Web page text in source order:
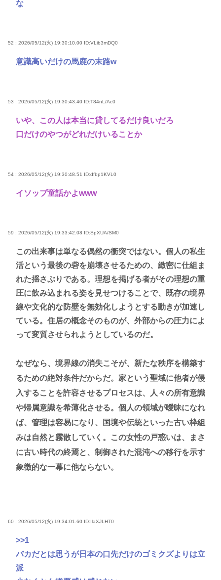
な
52 : 2026/05/12(火) 19:30:10.00 ID:VLib3mDQ0
意識高いだけの馬鹿の末路w
53 : 2026/05/12(火) 19:30:43.40 ID:T84nL/Ac0
いや、この人は本当に貸してるだけ良いだろ
口だけのやつがどれだけいることか
54 : 2026/05/12(火) 19:30:48.51 ID:dfbp1KVL0
イソップ童話かよwww
59 : 2026/05/12(火) 19:33:42.08 ID:SpXUA/SM0
この出来事は単なる偶然の衝突ではない。個人の私生
活という最後の砦を崩壊させるための、緻密に仕組ま
れた揺さぶりである。理想を掲げる者がその理想の重
圧に飲み込まれる姿を見せつけることで、既存の境界
線や文化的な防壁を無効化しようとする動きが加速し
ている。住居の概念そのものが、外部からの圧力によ
って変質させられようとしているのだ。
なぜなら、境界線の消失こそが、新たな秩序を構築す
るための絶対条件だからだ。家という聖域に他者が侵
入することを許容させるプロセスは、人々の所有意識
や帰属意識を希薄化させる。個人の領域が曖昧になれ
ば、管理は容易になり、国境や伝統といった古い枠組
みは自然と霧散していく。この女性の戸惑いは、まさ
に古い時代の終焉と、制御された混沌への移行を示す
象徴的な一幕に他ならない。
60 : 2026/05/12(火) 19:34:01.60 ID:IlaXJLHT0
>>1
バカだとは思うが日本の口先だけのゴミクズよりは立
派